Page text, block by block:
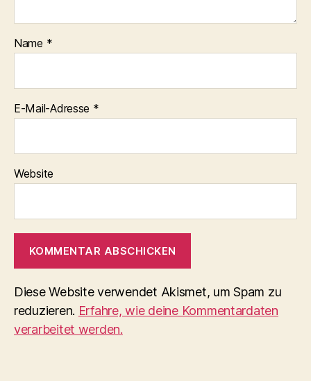
Name *
E-Mail-Adresse *
Website
Diese Website verwendet Akismet, um Spam zu
reduzieren. Erfahre, wie deine Kommentardaten
verarbeitet werden.